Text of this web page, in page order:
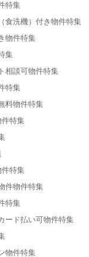
特集
食洗機）付き物件特集
物件特集
集
相談可物件特集
特集
料物件特集
特集
特集
件物件特集
特集
ード払い可物件特集
物件特集